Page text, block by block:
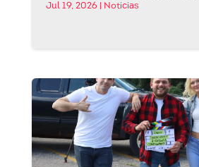
Jul 19, 2026 Noticias